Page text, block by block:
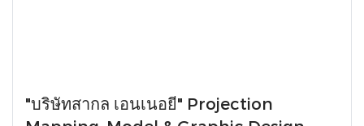
"บริษัทสากล เอนเนอยี" Projection